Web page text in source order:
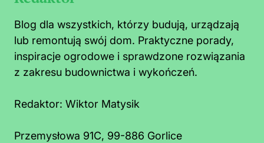
Blog dla wszystkich, którzy budują, urządzają
lub remontują swój dom. Praktyczne porady,
inspiracje ogrodowe i sprawdzone rozwiązania
z zakresu budownictwa i wykończeń.
Redaktor: Wiktor Matysik
Przemysłowa 91C, 99-886 Gorlice